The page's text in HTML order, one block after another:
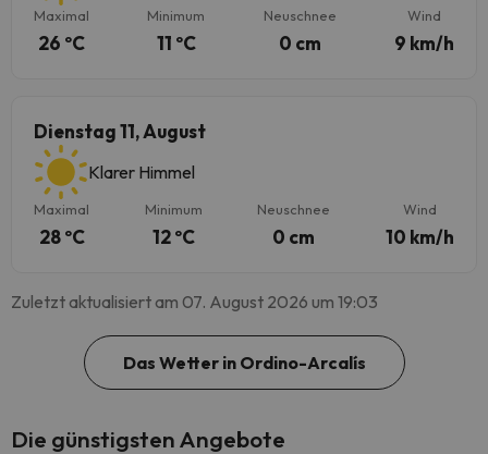
Maximal
26 ºC
Minimum
11 ºC
Neuschnee
0 cm
Wind
9 km/h
Dienstag 11, August
Klarer Himmel
Maximal
28 ºC
Minimum
12 ºC
Neuschnee
0 cm
Wind
10 km/h
Zuletzt aktualisiert am 07. August 2026 um 19:03
Das Wetter in Ordino-Arcalís
Die günstigsten Angebote